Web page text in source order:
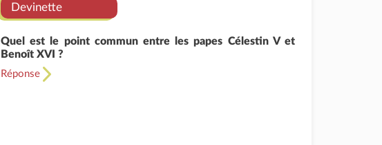
Devinette
Quel est le point commun entre les papes Célestin V et
Benoît XVI ?
Réponse